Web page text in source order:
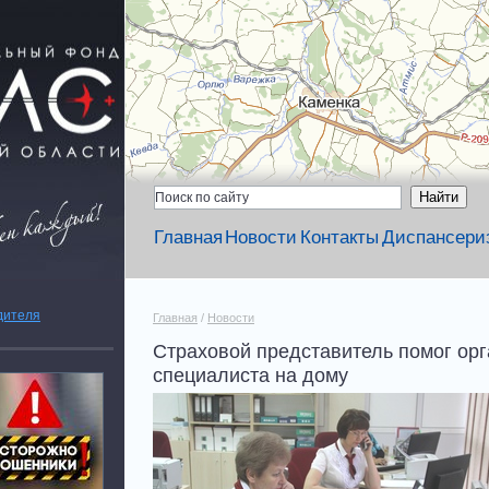
Главная Новости Контакты
Главная / Новости
Страховой представитель помог
специалиста на дому